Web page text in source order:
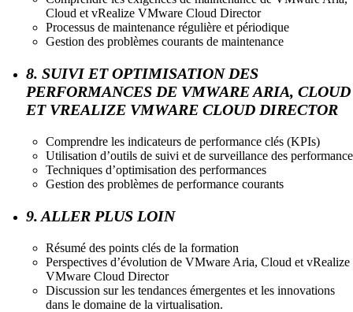
Cloud et vRealize VMware Cloud Director
Processus de maintenance régulière et périodique
Gestion des problèmes courants de maintenance
8. SUIVI ET OPTIMISATION DES
PERFORMANCES DE VMWARE ARIA, CLOUD
ET VREALIZE VMWARE CLOUD DIRECTOR
Comprendre les indicateurs de performance clés (KPIs)
Utilisation d’outils de suivi et de surveillance des
Techniques d’optimisation des performances
Gestion des problèmes de performance courants
9. ALLER PLUS LOIN
Résumé des points clés de la formation
Perspectives d’évolution de VMware Aria, Cloud et vRealize
VMware Cloud Director
Discussion sur les tendances émergentes et les innovations
dans le domaine de la virtualisation.